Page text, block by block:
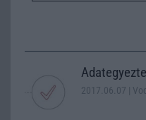
2017.06.07 |